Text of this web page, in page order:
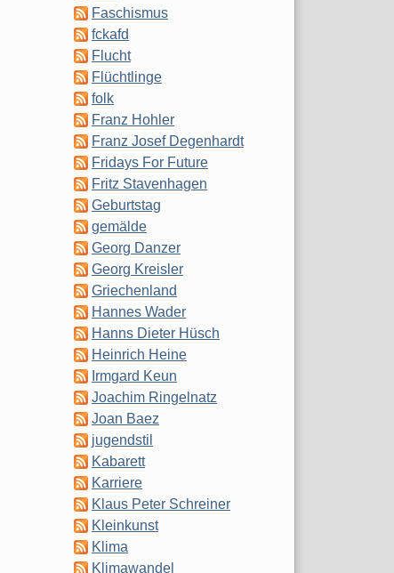
Faschismus
fckafd
Flucht
Flüchtlinge
folk
Franz Hohler
Franz Josef Degenhardt
Fridays For Future
Fritz Stavenhagen
Geburtstag
gemälde
Georg Danzer
Georg Kreisler
Griechenland
Hannes Wader
Hanns Dieter Hüsch
Heinrich Heine
Irmgard Keun
Joachim Ringelnatz
Joan Baez
jugendstil
Kabarett
Karriere
Klaus Peter Schreiner
Kleinkunst
Klima
Klimawandel